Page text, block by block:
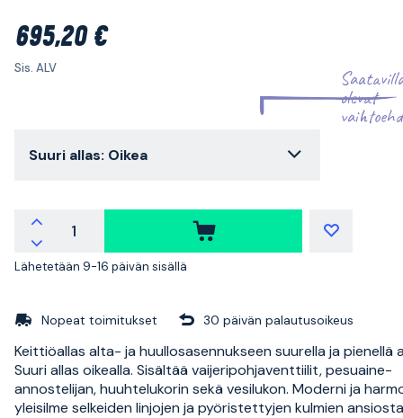
695,20 €
Sis. ALV
olevat
Suuri allas: Oikea
Lähetetään 9-16 päivän sisällä
Nopeat toimitukset 30 päivän palautusoikeus
Keittiöallas alta- ja huullosasennukseen suurella ja pienellä
Suuri allas oikealla. Sisältää vaijeripohjaventtiilit, pesuaine-
annostelijan, huuhtelukorin sekä vesilukon. Moderni ja
yleisilme selkeiden linjojen ja pyöristettyjen kulmien